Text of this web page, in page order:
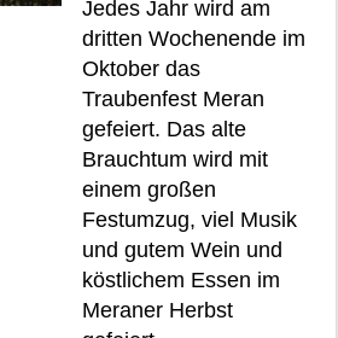
Jedes Jahr wird am
dritten Wochenende im
Oktober das
Traubenfest Meran
gefeiert. Das alte
Brauchtum wird mit
einem großen
Festumzug, viel Musik
und gutem Wein und
köstlichem Essen im
Meraner Herbst